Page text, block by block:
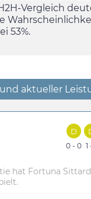
Vergleich
53%.
aktueller
D
0 - 0 1
hat Fortuna